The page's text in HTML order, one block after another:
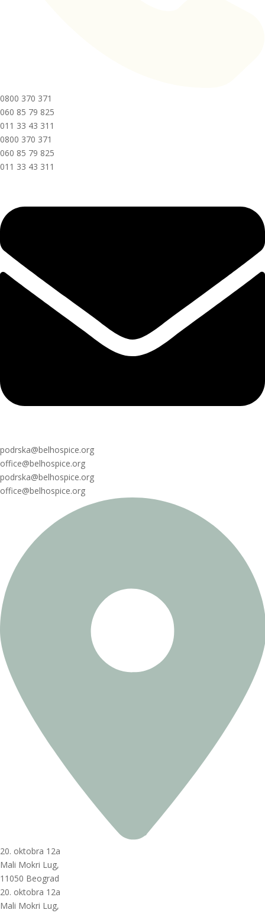
0800 370 371
060 85 79 825
011 33 43 311
0800 370 371
060 85 79 825
011 33 43 311
podrska@belhospice.org
office@belhospice.org
podrska@belhospice.org
office@belhospice.org
20. oktobra 12a
Mali Mokri Lug,
11050 Beograd
20. oktobra 12a
Mali Mokri Lug,